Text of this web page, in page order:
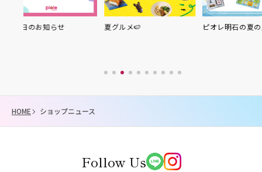
夏グルメ🍉 ピオレ明石の夏の贈り物
HOME ショップニュース
Follow Us